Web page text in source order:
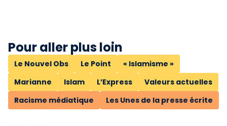
Pour aller plus loin
Le Nouvel Obs Le Point
« Islamisme »
Marianne
Islam L’Express
Valeurs actuelles
Racisme médiatique
Les Unes de la presse écrite